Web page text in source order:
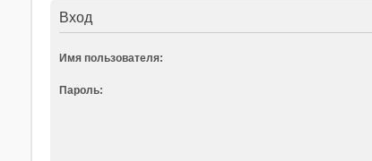
Вход
Имя пользователя:
Пароль: